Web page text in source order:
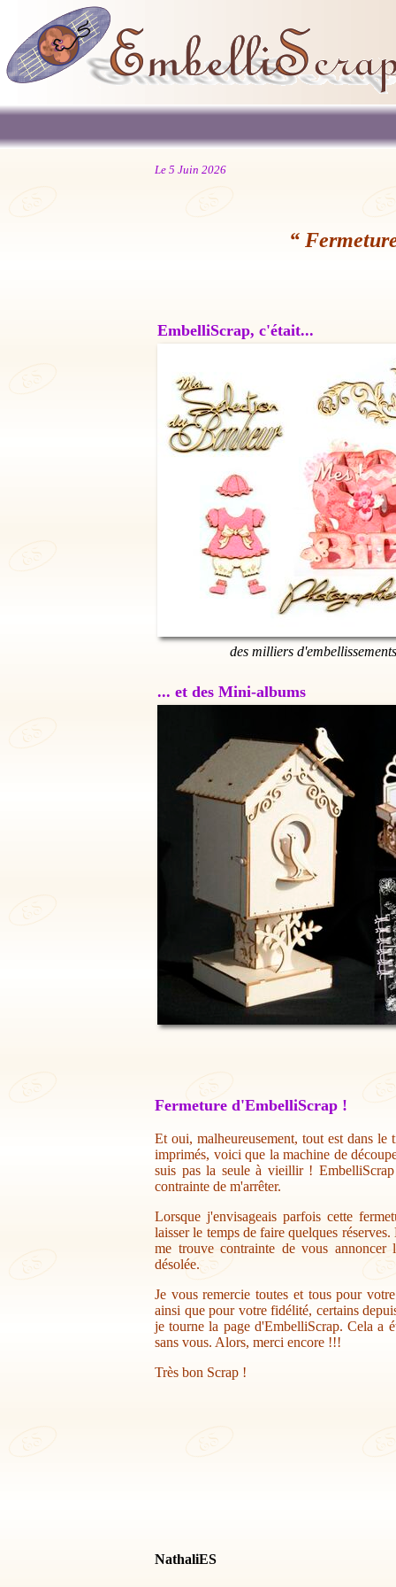
Le 5 Juin 2026
“
EmbelliScrap, c'était...
des milliers
... et des Mini-albums
Fermeture d'EmbelliScrap !
Et oui, malheureusement, tout est dans
imprimés, voici que la machine de
suis pas la seule à vieillir !
contrainte de m'arrêter.
Lorsque j'envisageais parfois cette
laisser le temps de faire quelques
me trouve contrainte de vous annoncer
désolée.
Je vous remercie toutes et tous pour
ainsi que pour votre fidélité, certains
je tourne la page d'EmbelliScrap. Cela a
sans vous. Alors, merci encore !!!
Très bon Scrap !
NathaliES